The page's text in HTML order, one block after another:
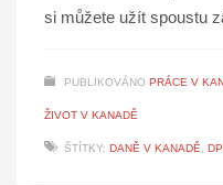
si můžete užít spoustu
PUBLIKOVÁNO PRÁCE V
ŽIVOT V KANADĚ
ŠTÍTKY: DANĚ V KANADĚ,